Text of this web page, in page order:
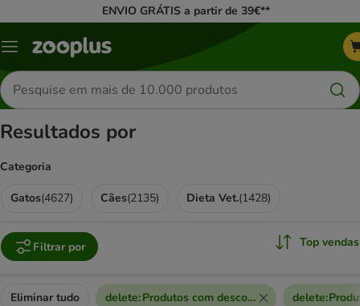
ENVIO GRÁTIS a partir de 39€**
Menu
Pesquisar
produtos
Resultados por
Categoria
Gatos(4627) Cães(2135) Dieta Vet.(1428)
Filtrar por Top vendas
Eliminar tudo delete:Produtos com desconto extradelete: